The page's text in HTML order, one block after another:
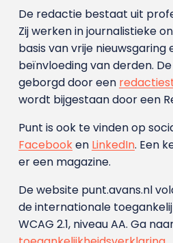
De redactie bestaat uit
Zij werken in journalistieke
basis van vrije nieuwsgaring
beïnvloeding van derden.
geborgd door een
wordt bijgestaan door een
Punt is ook te vinden op
Facebooken LinkedIn. Een
er een magazine.
De website punt.avans.nl
de internationale
WCAG 2.1, niveau AA. Ga